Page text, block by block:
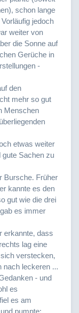
schon lange
jedoch
weiter von
die Sonne auf
Gerüche in
-
den
mehr so gut
Menschen
etwas weiter
Sachen zu
Bursche. Früher
kannte es den
gut wie die drei
es immer
erkannte, dass
lag eine
verstecken,
nach leckeren ...
- und
es
es am
pumpte;